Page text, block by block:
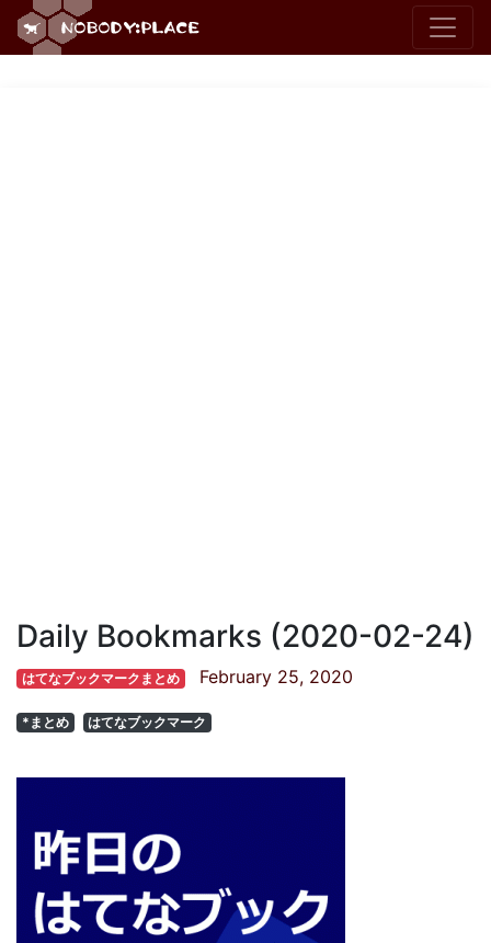
Daily Bookmarks (2020-02-24)
はてなブックマークまとめ February 25, 2020
*まとめ はてなブックマーク